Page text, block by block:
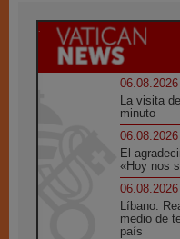
06.08.2026
La visita
minuto
06.08.2026
El
«Hoy nos
06.08.2026
Líbano:
medio de
país